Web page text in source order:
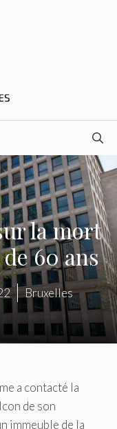
la mort
60 ans
Bruxelles
a contacté la
de son
immeuble de la